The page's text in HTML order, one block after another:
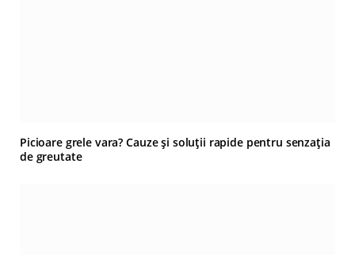
Picioare grele vara? Cauze și soluții rapide pentru senzația
de greutate